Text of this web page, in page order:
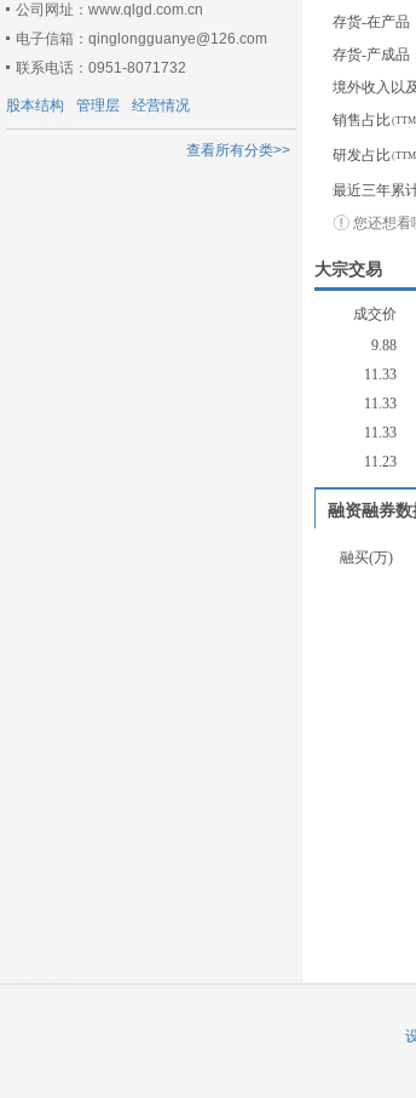
公司网址：www.qlgd.com.cn
电子信箱：qinglongguanye@126.com
联系电话：0951-8071732
股本结构 管理层 经营情况
查看所有分类>>
存货-在产品
存货-产成品
境外收入以
销售占比
研发占比
最近三年累
您还想看
大宗交易
成交价
9.88
11.33
11.33
11.33
11.23
融资融券数
融买(万)